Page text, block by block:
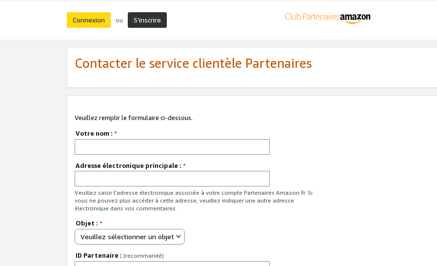
Connexion ou S’inscrire
Contacter le service clientèle Partenaires
Veuillez remplir le formulaire ci-dessous.
Votre nom : *
Adresse électronique principale : *
Veuillez saisir l'adresse électronique associée à votre compte Partenaires Amazon.fr. Si
vous ne pouvez plus accéder à cette adresse, veuillez indiquer une autre adresse
électronique dans vos commentaires.
Objet : *
Veuillez sélectionner un objet
ID Partenaire : (recommandé)